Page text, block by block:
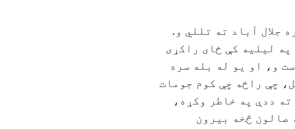
جلال آباد ته تللي و.
لیلیه کې ځای راکړی
و، او یو له بله سره
چې راځه چې کوم جومات
ددې په خاطر وکړه،
صالون څخه بیرون